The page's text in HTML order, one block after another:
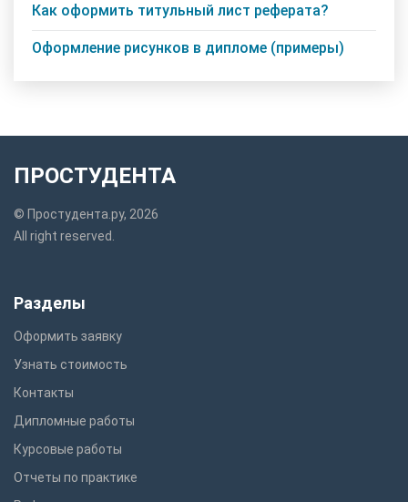
Как оформить титульный лист реферата?
Оформление рисунков в дипломе (примеры)
ПРОСТУДЕНТА
© Простудента.ру, 2026
All right reserved.
Разделы
Оформить заявку
Узнать стоимость
Контакты
Дипломные работы
Курсовые работы
Отчеты по практике